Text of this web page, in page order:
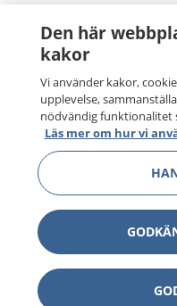
Den här
kakor
Vi använder kakor,
upplevelse,
nödvändig funktionalitet
Läs mer om hur vi